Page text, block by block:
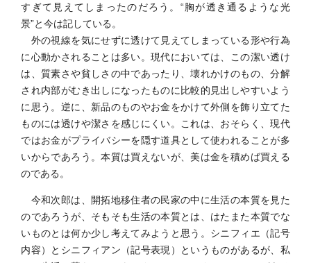
すぎて見えてしまったのだろう。“胸が透き通るような光
景”と今は記している。
外の視線を気にせずに透けて見えてしまっている形や行為
に心動かされることは多い。現代においては、この潔い透け
は、質素さや貧しさの中であったり、壊れかけのもの、分解
され内部がむき出しになったものに比較的見出しやすいよう
に思う。逆に、新品のものやお金をかけて外側を飾り立てた
ものには透けや潔さを感じにくい。これは、おそらく、現代
ではお金がプライバシーを隠す道具として使われることが多
いからであろう。本質は買えないが、美は金を積めば買える
のである。
今和次郎は、開拓地移住者の民家の中に生活の本質を見た
のであろうが、そもそも生活の本質とは、はたまた本質でな
いものとは何か少し考えてみようと思う。シニフィエ（記号
内容）とシニフィアン（記号表現）というものがあるが、私